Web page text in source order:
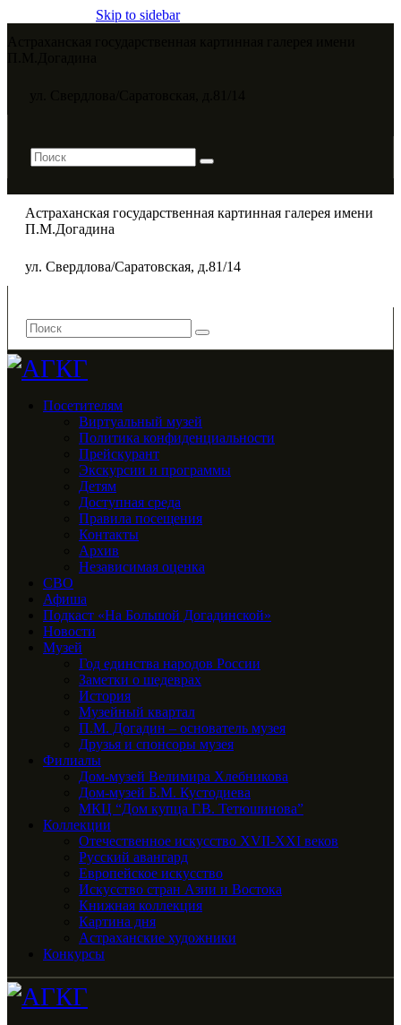
Skip to sidebar
Астраханская государственная картинная галерея имени
П.М.Догадина​
ул. Свердлова/Саратовская, д.81/14
Посетителям
Виртуальный музей
Политика конфиденциальности
Прейскурант
Экскурсии и программы
Детям
Доступная среда
Правила посещения
Контакты
Архив
Независимая оценка
СВО
Афиша
Подкаст «На Большой Догадинской»
Новости
Музей
Год единства народов России
Заметки о шедеврах
История
Музейный квартал
П.М. Догадин – основатель музея
Друзья и спонсоры музея
Филиалы
Дом-музей Велимира Хлебникова
Дом-музей Б.М. Кустодиева
МКЦ “Дом купца Г.В. Тетюшинова”
Коллекции
Отечественное искусство XVII-XXI веков
Русский авангард
Европейское искусство
Искусство стран Азии и Востока
Книжная коллекция
Картина дня
Астраханские художники
Конкурсы